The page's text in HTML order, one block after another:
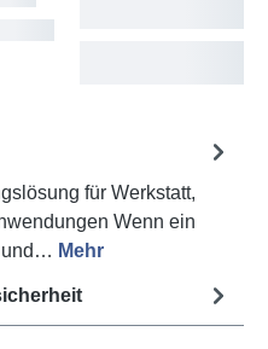
für Werkstatt,
Wenn ein
und… Mehr